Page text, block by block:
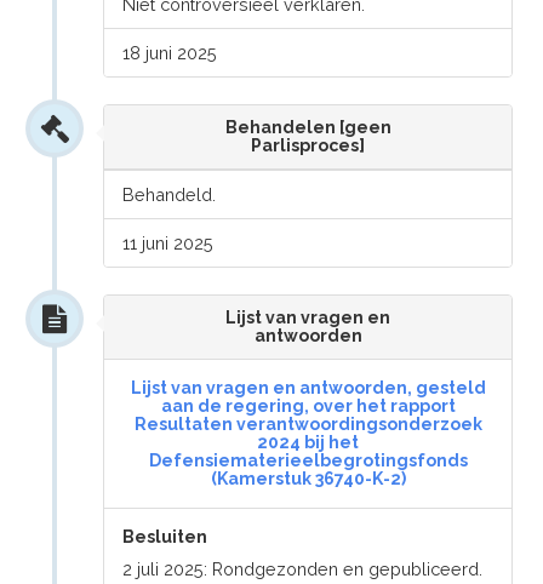
Niet controversieel verklaren.
18 juni 2025
Behandelen [geen
Parlisproces]
Behandeld.
11 juni 2025
Lijst van vragen en
antwoorden
Lijst van vragen en antwoorden, gesteld
aan de regering, over het rapport
Resultaten verantwoordingsonderzoek
2024 bij het
Defensiematerieelbegrotingsfonds
(Kamerstuk 36740-K-2)
Besluiten
2 juli 2025: Rondgezonden en gepubliceerd.